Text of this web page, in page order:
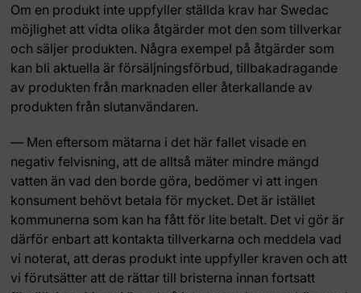
Om en produkt inte uppfyller ställda krav har Swedac
möjlighet att vidta olika åtgärder mot den som tillverkar
och säljer produkten. Några exempel på åtgärder som
kan bli aktuella är försäljningsförbud, tillbakadragande
av produkten från marknaden eller återkallande av
produkten från slutanvändaren.
— Men eftersom mätarna i det här fallet visade en
negativ felvisning, att de alltså mäter mindre mängd
vatten än vad den borde göra, bedömer vi att ingen
konsument behövt betala för mycket. Det är istället
kommunerna som kan ha fått för lite betalt. Det vi gör är
därför enbart att kontakta tillverkarna och meddela vad
vi noterat, att deras produkt inte uppfyller kraven och att
vi förutsätter att de rättar till bristerna innan fortsatt